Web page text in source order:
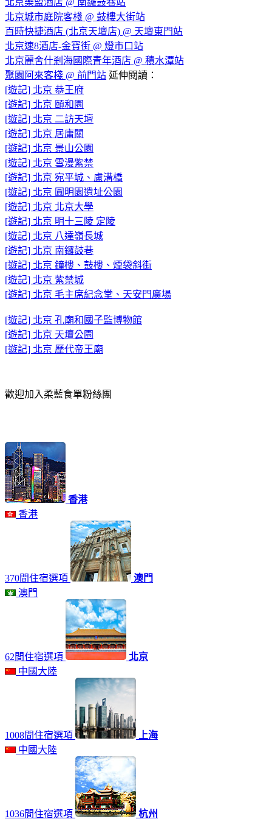
北京城市庭院客棧 @ 鼓樓大街站
百時快捷酒店 (北京天壇店) @ 天壇東門站
北京速8酒店-金寶街 @ 燈市口站
北京麗舍什剎海國際青年酒店 @ 積水潭站
聚園阿來客棧 @ 前門站 延伸閱讀：
[遊記] 北京 恭王府
[遊記] 北京 頤和園
[遊記] 北京 二訪天壇
[遊記] 北京 居庸關
[遊記] 北京 景山公園
[遊記] 北京 雪漫紫禁
[遊記] 北京 宛平城、盧溝橋
[遊記] 北京 圓明園遺址公園
[遊記] 北京 北京大學
[遊記] 北京 明十三陵 定陵
[遊記] 北京 八達嶺長城
[遊記] 北京 南鑼鼓巷
[遊記] 北京 鐘樓、鼓樓、煙袋斜街
[遊記] 北京 紫禁城
[遊記] 北京 毛主席紀念堂、天安門廣場
[遊記] 北京 孔廟和國子監博物館
[遊記] 北京 天壇公園
[遊記] 北京 歷代帝王廟
歡迎加入柔藍食單粉絲團
香港
香港
370間住宿選項
澳門
澳門
62間住宿選項
北京
中國大陸
1008間住宿選項
上海
中國大陸
1036間住宿選項
杭州